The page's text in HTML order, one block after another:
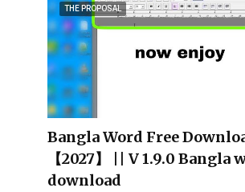
THE PROPOSAL
Bangla Word Free
【2027】 || V 1.9.0 Bangla
download